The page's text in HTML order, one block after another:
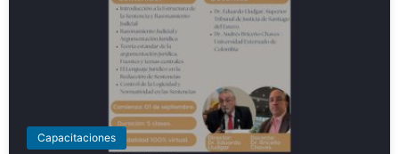
Capacitaciones